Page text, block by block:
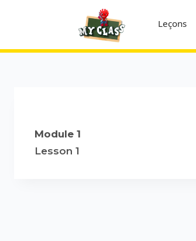
Leçons
Module 1
Lesson 1